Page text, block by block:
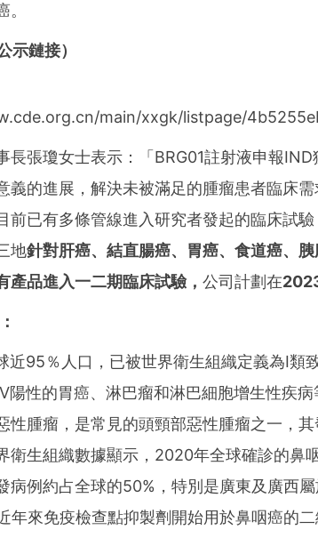
示鏈接）
main/xxgk/listpage/
長張瓊女士表示：「BRG01註射液申報
義的進展，解決未被滿足的腫瘤患者臨床
前已有多條管線進入研究者發起的臨床試
地針對肝癌、結直腸癌、胃癌、食道癌、
產品進入一二期臨床試驗， 公司計劃在
近95％人口，已被世界衛生組織定義為I類
陽性的胃癌、淋巴瘤和淋巴細胞增生性疾
性腫瘤，是常見的頭頸部惡性腫瘤之一，
衛生組織數據顯示，2020年全球確診的鼻
病例約占全球的50%，特別是廣東及廣西
年來免疫檢查點抑製劑開始用於鼻咽癌的